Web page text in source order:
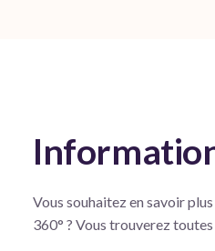
Vous souhaitez en savoir
360° ? Vous trouverez